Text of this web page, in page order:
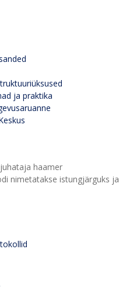
ja praktika
nimetatakse istungjärguks